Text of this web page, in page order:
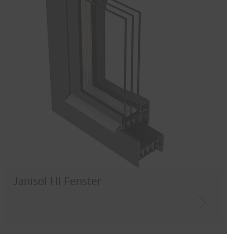
Janisol HI Fenster